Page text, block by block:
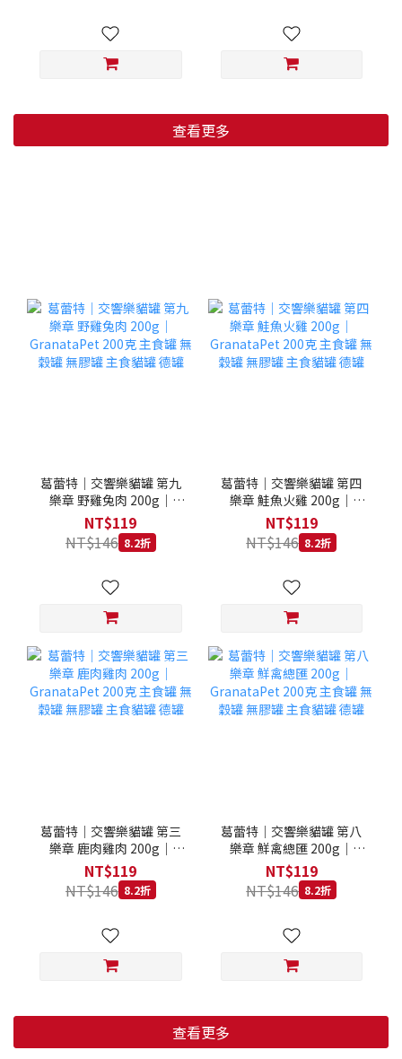
查看更多
葛蕾特｜交響樂貓罐 第九
樂章 野雞兔肉 200g｜
GranataPet 200克 主食罐
無穀罐 無膠罐 主食貓罐 德
罐
NT$119
NT$146 8.2折
葛蕾特｜交響樂貓罐 第四
樂章 鮭魚火雞 200g｜
GranataPet 200克 主食罐
無穀罐 無膠罐 主食貓罐 德
罐
NT$119
NT$146 8.2折
葛蕾特｜交響樂貓罐 第三
樂章 鹿肉雞肉 200g｜
GranataPet 200克 主食罐
無穀罐 無膠罐 主食貓罐 德
罐
NT$119
NT$146 8.2折
葛蕾特｜交響樂貓罐 第八
樂章 鮮禽總匯 200g｜
GranataPet 200克 主食罐
無穀罐 無膠罐 主食貓罐 德
罐
NT$119
NT$146 8.2折
查看更多